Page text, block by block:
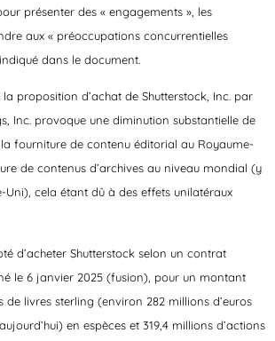
présenter des « engagements », les
aux « préoccupations concurrentielles
dans le document.
proposition d’achat de Shutterstock, Inc. par
Inc. provoque une diminution substantielle de
fourniture de contenu éditorial au Royaume-
de contenus d’archives au niveau mondial (y
Uni), cela étant dû à des effets unilatéraux
d’acheter Shutterstock selon un contrat
le 6 janvier 2025 (fusion), pour un montant
de livres sterling (environ 282 millions d’euros
en espèces et 319,4 millions d’actions